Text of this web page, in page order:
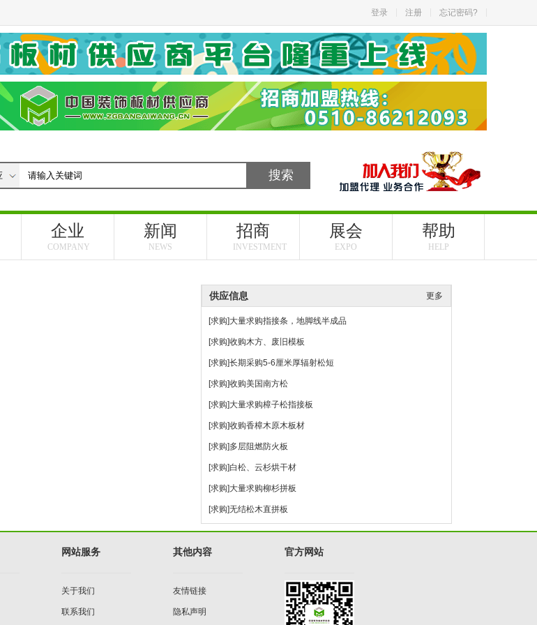
登录 注册 忘记密码?
企业
COMPANY
新闻
NEWS
招商
INVESTMENT
展会
EXPO
帮助
HELP
更多
供应信息
[求购]大量求购指接条，地脚线半成品
[求购]收购木方、废旧模板
[求购]长期采购5-6厘米厚辐射松短
[求购]收购美国南方松
[求购]大量求购樟子松指接板
[求购]收购香樟木原木板材
[求购]多层阻燃防火板
[求购]白松、云杉烘干材
[求购]大量求购柳杉拼板
[求购]无结松木直拼板
网站服务
关于我们
联系我们
其他内容
友情链接
隐私声明
官方网站